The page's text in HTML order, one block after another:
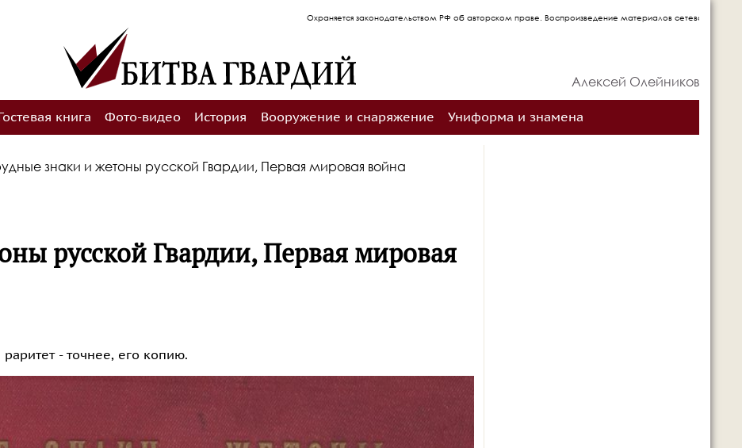
Охраняется законодательством РФ об авторском праве. Воспроизведение материалов сетевого издания запрещается без
Алексей Олейников
книга Фото-видео История Вооружение и снаряжение Униформа и знамена
знаки и жетоны русской Гвардии, Первая мировая война
русской Гвардии, Первая мировая
- точнее, его копию.